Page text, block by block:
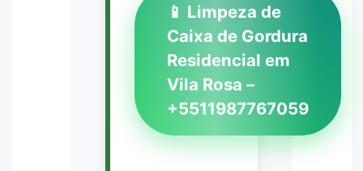
📱 Limpeza de
Caixa de Gordura
Residencial em
Vila Rosa –
+5511987767059